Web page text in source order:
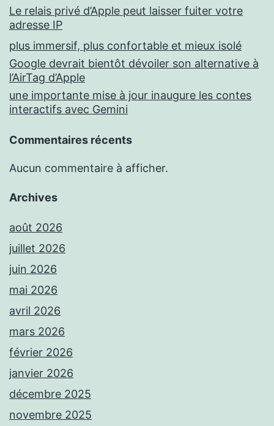
Le relais privé d’Apple peut laisser fuiter votre
adresse IP
plus immersif, plus confortable et mieux isolé
Google devrait bientôt dévoiler son alternative à
l’AirTag d’Apple
une importante mise à jour inaugure les contes
interactifs avec Gemini
Commentaires récents
Aucun commentaire à afficher.
Archives
août 2026
juillet 2026
juin 2026
mai 2026
avril 2026
mars 2026
février 2026
janvier 2026
décembre 2025
novembre 2025